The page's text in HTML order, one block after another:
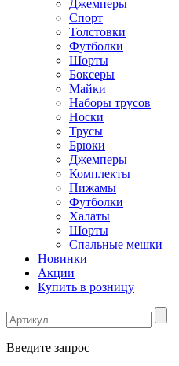
Джемперы
Спорт
Толстовки
Футболки
Шорты
Боксеры
Майки
Наборы трусов
Носки
Трусы
Брюки
Джемперы
Комплекты
Пижамы
Футболки
Халаты
Шорты
Спальные мешки
Новинки
Акции
Купить в розницу
Введите запрос